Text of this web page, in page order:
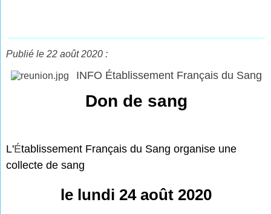
Publié le 22 août 2020 :
INFO Établissement Français du Sang
Don de sang
L'Établissement Français du Sang organise une
collecte de sang
le lundi 24 août 2020